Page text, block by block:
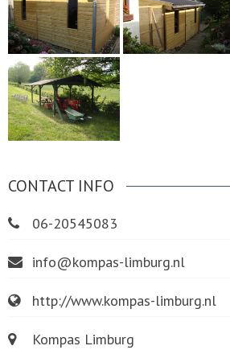
CONTACT INFO
06-20545083
info@kompas-limburg.nl
http://www.kompas-limburg.nl
Kompas Limburg